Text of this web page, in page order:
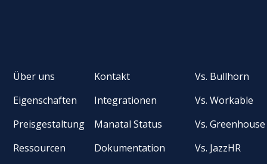
Über uns
Eigenschaften
Preisgestaltung
Ressourcen
Kontakt
Integrationen
Manatal Status
Dokumentation
Vs. Bullhorn
Vs. Workable
Vs. Greenhouse
Vs. JazzHR